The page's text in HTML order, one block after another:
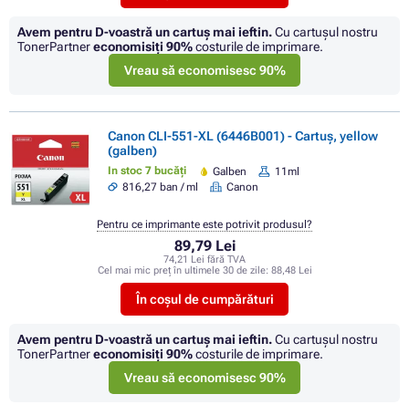
Avem pentru D-voastră un cartuș mai ieftin.Cu cartuşul nostru
TonerPartnereconomisiţi 90%costurile de imprimare.
Vreau să economisesc 90%
Canon CLI-551-XL (6446B001) - Cartuș, yellow
(galben)
In stoc 7 bucăți Galben
11ml
816,27 ban / ml
Canon
89,79 Lei
74,21 Lei fără TVA
Cel mai mic preț în ultimele 30 de zile: 88,48 Lei
În coșul de cumpărături
Pentru ce imprimante este potrivit produsul?
Avem pentru D-voastră un cartuș mai ieftin.Cu cartuşul nostru
TonerPartnereconomisiţi 90%costurile de imprimare.
Vreau să economisesc 90%